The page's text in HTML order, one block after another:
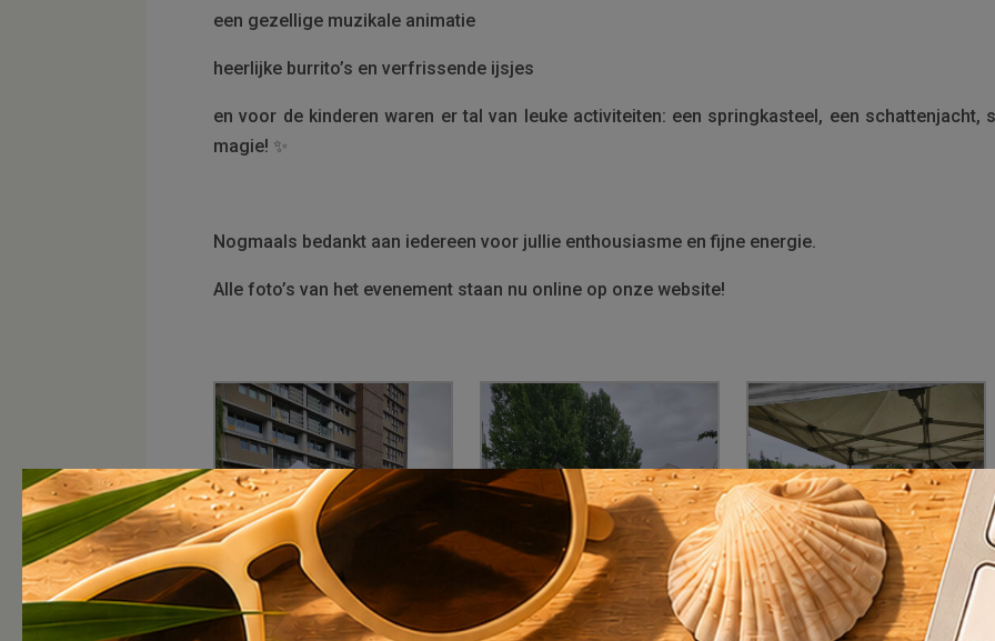
een gezellige muzikale animatie
heerlijke burrito’s en verfrissende ijsjes
en voor de kinderen waren er tal van leuke activiteiten: een springkasteel, een
magie! ✨
Nogmaals bedankt aan iedereen voor jullie enthousiasme en fijne energie.
Alle foto’s van het evenement staan nu online op onze website!